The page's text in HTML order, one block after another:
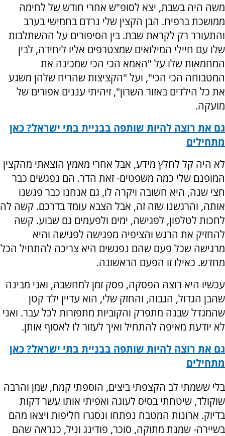
משה היה בשבת, יצא לסופ"ש אחרי חודש של לחימה
ממושכת ברפיח. הבן הקצין שלי נרדם בחמישי בערב
והתעורר רק לקראת שבת. בין הסיפורים על ההשתלבות
שלו עם חיילי המילואים שמצטרפים אליו ליחידה, לבין
המחמאות שלו על "האמא הכי הכי שמכינה את
המטבוחה הכי הכי", ועל "הקציצות שהריח שלהן משגע
את כל הילדים באזור השרון", זיהיתי עננים אפורים של
מועקה.
גם את רוצה להיות שותפה בבניית בתי ישראל? כאן
מתחילים
לא היה קל לחלץ מידע, אבל אחרי מאמץ הוצאתי מהקצין
המופנם שלי כמה משפטים- זאת הדר. הם נפגשים כבר
חצי שנה, היא חשובה ויקרה לו, גם אנחנו כבר פגשנו
אותה, והרגשנו שזה זה, אבל הצבא עומד בדרכם. קשה לה
לחכות לטלפון, לפגישה, ימים ולפעמים גם שבוע. קשה
להחזיק את הרגש והציפיה מפגישה לפגישה והיא
מרגישה שכל פעם שהם נפגשים היא צריכה להתחיל הכל
מחדש. כאילו זו הפעם הראשונה.
עכשיו היא רוצה הפסקה, פסק זמן למחשבה, ואני מבינה
שהבן הגדול, הגבוה, והחזק שלי, הוא עדיין ילד קטן
שהמגדל שבנה מתפרק והקוביות מתפזרות לכל עבר. ואני
לא יודעת מאיפה להתחיל ואיך לעזור לו לאסוף אותן.
גם את רוצה להיות שותפה בבניית בתי ישראל? כאן
מתחילים
בלי ששמתי לב הקצפתי ביצים, הוספתי קמח, שמן והרבה
שוקולד, שיטחתי בסיס לעוגה ואפיתי אותו עשר דקות
בדיוק. ארונות המטבח נפתחו ונסגרו חליפות ויצאו מהם
בשיירה- שמנת מתוקה, סוכר, פודינג וניל, כנראה שהם